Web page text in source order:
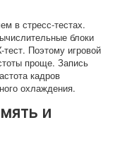
в стресс-тестах.
блоки
тест. Поэтому игровой
проще. Запись
кадров
охлаждения.
и